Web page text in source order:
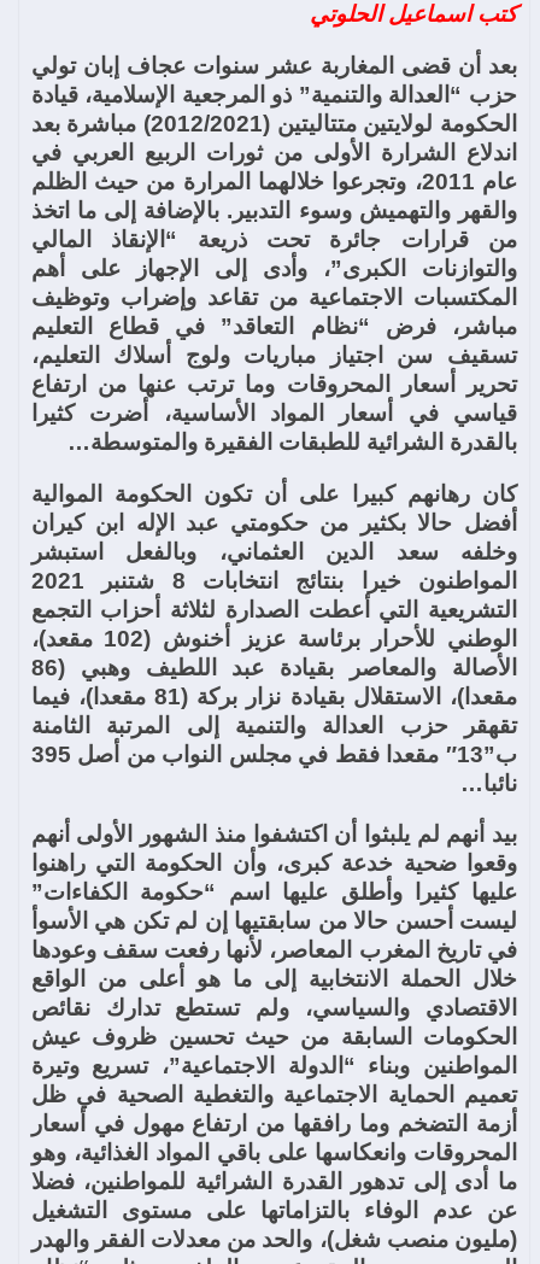
كتب اسماعيل الحلوتي
بعد أن قضى المغاربة عشر سنوات عجاف إبان تولي
حزب “العدالة والتنمية” ذو المرجعية الإسلامية، قيادة
الحكومة لولايتين متتاليتين (2012/2021) مباشرة بعد
اندلاع الشرارة الأولى من ثورات الربيع العربي في
عام 2011، وتجرعوا خلالهما المرارة من حيث الظلم
والقهر والتهميش وسوء التدبير. بالإضافة إلى ما اتخذ
من قرارات جائرة تحت ذريعة “الإنقاذ المالي
والتوازنات الكبرى”، وأدى إلى الإجهاز على أهم
المكتسبات الاجتماعية من تقاعد وإضراب وتوظيف
مباشر، فرض “نظام التعاقد” في قطاع التعليم
تسقيف سن اجتياز مباريات ولوج أسلاك التعليم،
تحرير أسعار المحروقات وما ترتب عنها من ارتفاع
قياسي في أسعار المواد الأساسية، أضرت كثيرا
بالقدرة الشرائية للطبقات الفقيرة والمتوسطة…
كان رهانهم كبيرا على أن تكون الحكومة الموالية
أفضل حالا بكثير من حكومتي عبد الإله ابن كيران
وخلفه سعد الدين العثماني، وبالفعل استبشر
المواطنون خيرا بنتائج انتخابات 8 شتنبر 2021
التشريعية التي أعطت الصدارة لثلاثة أحزاب التجمع
الوطني للأحرار برئاسة عزيز أخنوش (102 مقعد)،
الأصالة والمعاصر بقيادة عبد اللطيف وهبي (86
مقعدا)، الاستقلال بقيادة نزار بركة (81 مقعدا)، فيما
تقهقر حزب العدالة والتنمية إلى المرتبة الثامنة
ب”13″ مقعدا فقط في مجلس النواب من أصل 395
نائبا…
بيد أنهم لم يلبثوا أن اكتشفوا منذ الشهور الأولى أنهم
وقعوا ضحية خدعة كبرى، وأن الحكومة التي راهنوا
عليها كثيرا وأطلق عليها اسم “حكومة الكفاءات”
ليست أحسن حالا من سابقتيها إن لم تكن هي الأسوأ
في تاريخ المغرب المعاصر، لأنها رفعت سقف وعودها
خلال الحملة الانتخابية إلى ما هو أعلى من الواقع
الاقتصادي والسياسي، ولم تستطع تدارك نقائص
الحكومات السابقة من حيث تحسين ظروف عيش
المواطنين وبناء “الدولة الاجتماعية”، تسريع وتيرة
تعميم الحماية الاجتماعية والتغطية الصحية في ظل
أزمة التضخم وما رافقها من ارتفاع مهول في أسعار
المحروقات وانعكاسها على باقي المواد الغذائية، وهو
ما أدى إلى تدهور القدرة الشرائية للمواطنين، فضلا
عن عدم الوفاء بالتزاماتها على مستوى التشغيل
(مليون منصب شغل)، والحد من معدلات الفقر والهدر